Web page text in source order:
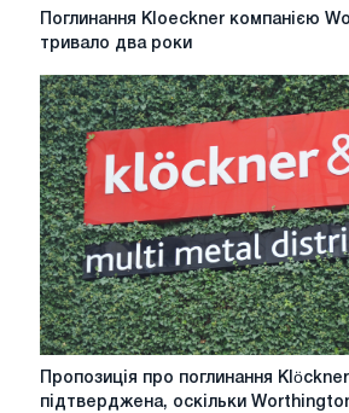
Поглинання
Worthington
Steel
тривало
два
роки
Поглинання Kloeckner компанією
тривало два роки
Пропозиція
про
Пропозиція про поглинання
підтверджена, оскільки